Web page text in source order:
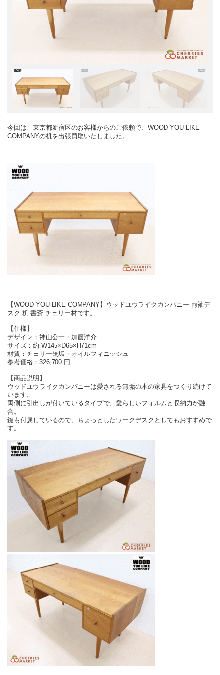
今回は、東京都新宿区のお客様からのご依頼で、WOOD YOU LIKE
COMPANYの机を出張買取いたしました。
【WOOD YOU LIKE COMPANY】ウッドユウライクカンパニー 両袖デ
スク 机 書斎 チェリー材です。
【仕様】
デザイン：神山公一・加藤洋介
サイズ：約 W145×D65×H71cm
材質：チェリー無垢・オイルフィニッシュ
参考価格：326,700 円
【商品説明】
ウッドユウライクカンパニーは愛される無垢の木の家具をつくり続けて
います。
両側に引出しが付いているタイプで、愛らしいフォルムと収納力が融
合。
鍵も付属しているので、ちょっとしたワークデスクとしてもおすすめで
す。